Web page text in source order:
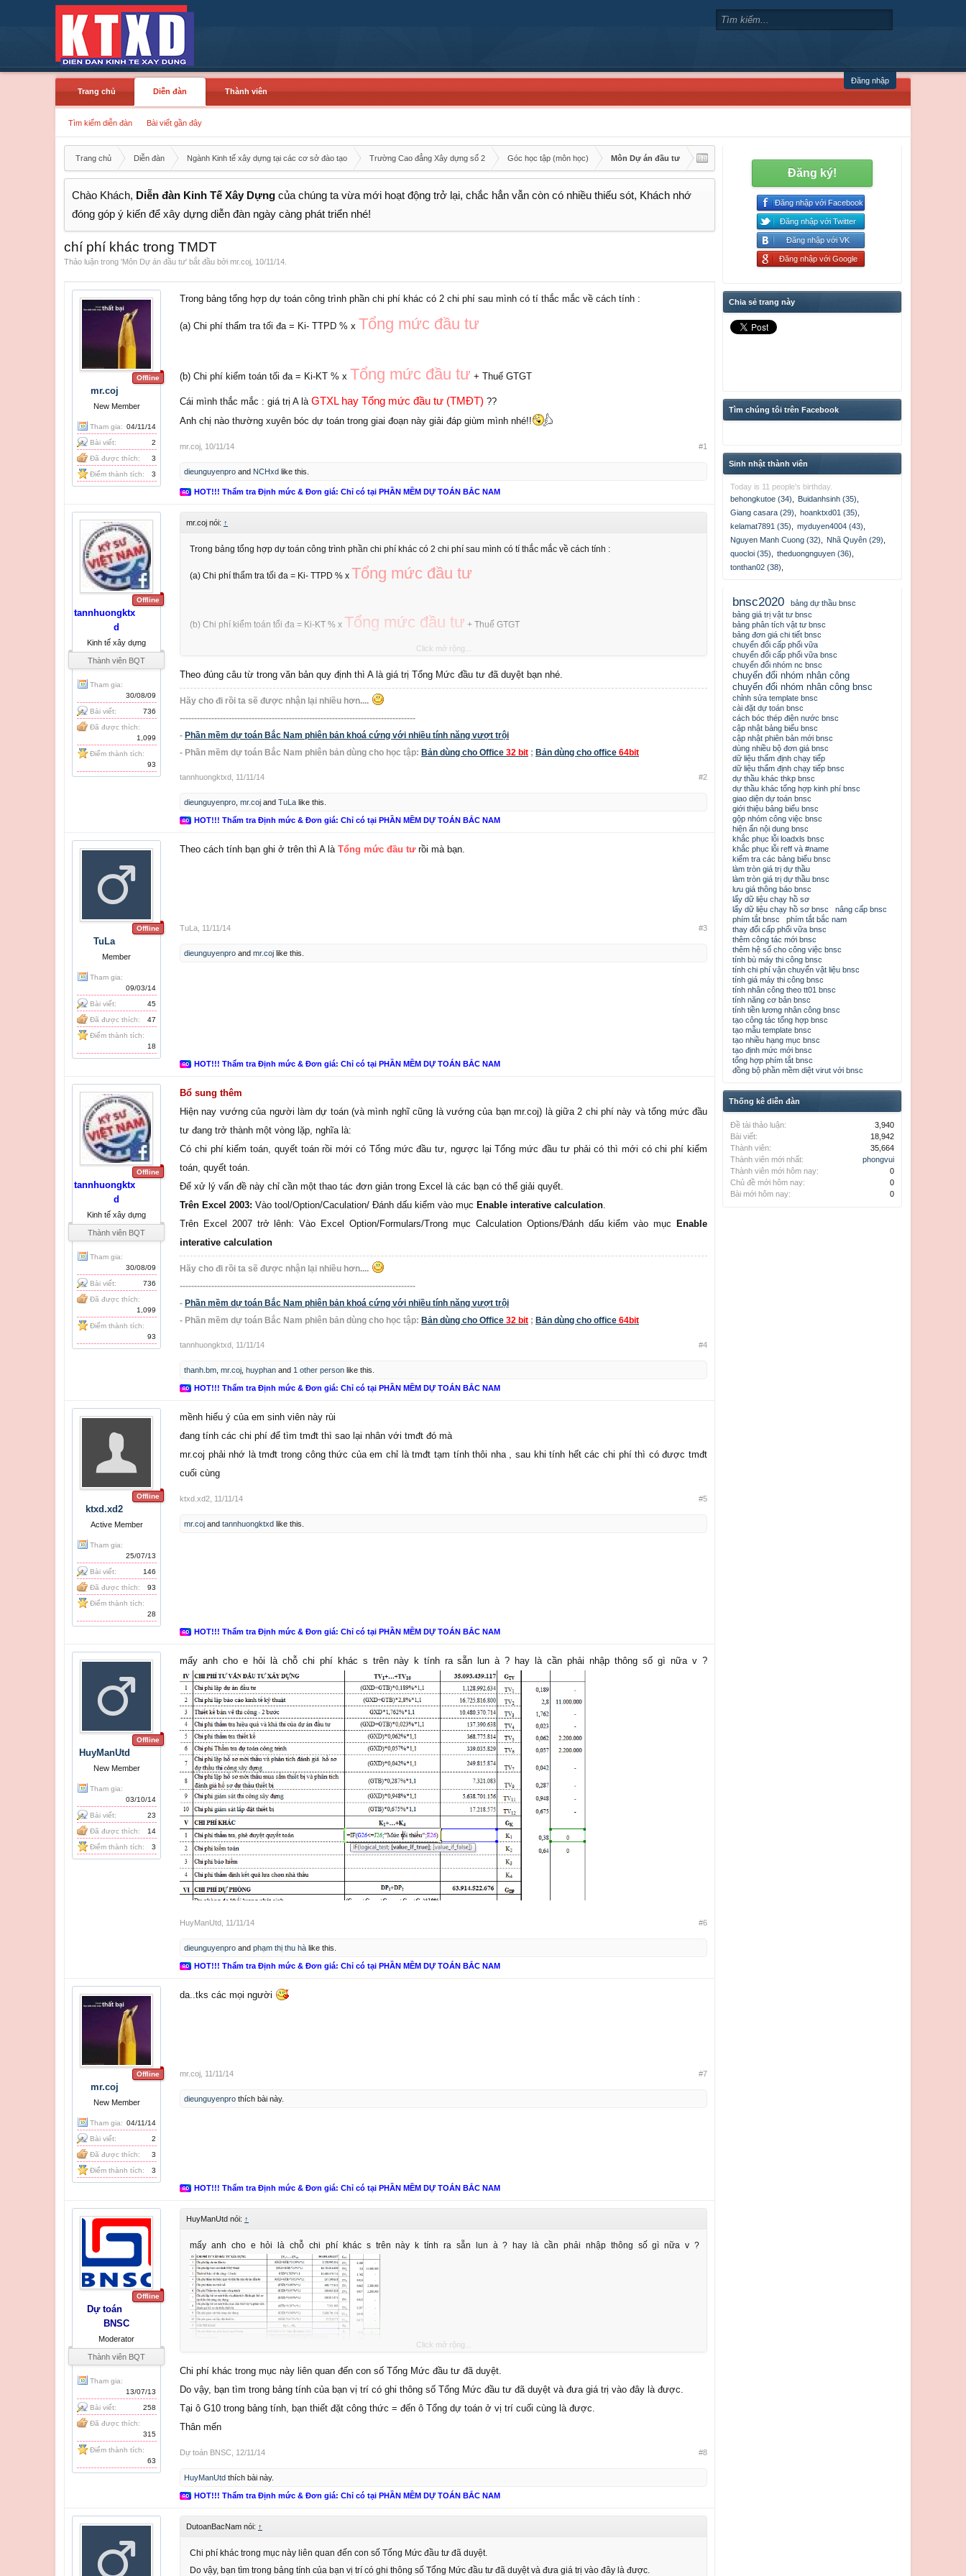
Đăng nhập
Trang chủ
Diễn đàn
Tìm kiếm diễn đàn Bài viết gần đây
Thành viên
Trang chủ Diễn đàn Ngành Kinh tế xây dựng tại các cơ sở đào tạo Trường Cao đẳng Xây dựng số 2 Góc học tập (môn học) Môn Dự án đầu tư
Chào Khách, Diễn đàn Kinh Tế Xây Dựng của chúng ta vừa mới hoạt động trở lại, chắc hẳn vẫn còn có nhiều thiếu sót, Khách nhớ
đóng góp ý kiến để xây dựng diễn đàn ngày càng phát triển nhé!
chí phí khác trong TMDT
Thảo luận trong 'Môn Dự án đầu tư' bắt đầu bởi mr.coj 10/11/14
Offline
mr.coj
New Member
Tham gia: 04/11/14
Bài viết:
2
Đã được thích:
3
Điểm thành tích:
3
Trong bảng tổng hợp dự toán công trình phần chi phí khác có 2 chi phí sau mình có tí thắc mắc về cách tính :
(a) Chi phí thẩm tra tối đa = Ki- TTPD % x Tổng mức đầu tư
(b) Chi phí kiểm toán tối đa = Ki-KT % x Tổng mức đầu tư + Thuế GTGT
Cái mình thắc mắc : giá trị A là GTXL hay Tổng mức đầu tư (TMĐT) ??
Anh chị nào thường xuyên bóc dự toán trong giai đoạn này giải đáp giùm mình nhé!!
mr.coj 10/11/14 #1
dieunguyenpro and NCHxd like this.
HOT!!! Thẩm tra Định mức & Đơn giá: Chỉ có tại PHẦN MỀM DỰ TOÁN BẮC NAM
Offline
tannhuongktx
d
Kinh tế xây dựng
Thành viên BQT
Tham gia:
30/08/09
Bài viết:
736
Đã được thích:
1,099
Điểm thành tích:
93
mr.coj nói: ↑
Trong bảng tổng hợp dự toán công trình phần chi phí khác có 2 chi phí sau mình có tí thắc mắc về cách tính :
(a) Chi phí thẩm tra tối đa = Ki- TTPD % x Tổng mức đầu tư
(b) Chi phí kiểm toán tối đa = Ki-KT % x Tổng mức đầu tư + Thuế GTGT
GTXL hay Tổng mức đầu tư (TMĐT)
Anh chị nào thường xuyên bóc dự toán trong giai đoạn này giải đáp giùm mình nhé!!
Click mở rộng...
Theo đúng câu từ trong văn bản quy định thì A là giá trị Tổng Mức đầu tư đã duyệt bạn nhé.
Hãy cho đi rồi ta sẽ được nhận lại nhiều hơn....
----------------------------------------------------------------------------------
- Phần mềm dự toán Bắc Nam phiên bản khoá cứng với nhiều tính năng vượt trội
- Phần mềm dự toán Bắc Nam phiên bản dùng cho học tập: Bản dùng cho Office 32 bit ; Bản dùng cho office 64bit
tannhuongktxd 11/11/14 #2
dieunguyenpro mr.coj and TuLa like this.
HOT!!! Thẩm tra Định mức & Đơn giá: Chỉ có tại PHẦN MỀM DỰ TOÁN BẮC NAM
Offline
TuLa
Member
Tham gia:
09/03/14
Bài viết:
45
Đã được thích:
47
Điểm thành tích:
18
Theo cách tính bạn ghi ở trên thì A là Tổng mức đầu tưrồi mà bạn.
TuLa 11/11/14 #3
dieunguyenpro and mr.coj like this.
HOT!!! Thẩm tra Định mức & Đơn giá: Chỉ có tại PHẦN MỀM DỰ TOÁN BẮC NAM
Offline
tannhuongktx
d
Kinh tế xây dựng
Thành viên BQT
Tham gia:
30/08/09
Bài viết:
736
Đã được thích:
1,099
Điểm thành tích:
93
Bổ sung thêm
Hiện nay vướng của người làm dự toán (và mình nghĩ cũng là vướng của bạn mr.coj) là giữa 2 chi phí này và tổng mức đầu
tư đang trở thành một vòng lặp, nghĩa là:
Có chi phí kiểm toán, quyết toán rồi mới có Tổng mức đầu tư, ngược lại Tổng mức đầu tư phải có thì mới có chi phí kiểm
toán, quyết toán.
Để xử lý vấn đề này chỉ cần một thao tác đơn giản trong Excel là các bạn có thể giải quyết.
Trên Excel 2003: Vào tool/Option/Caculation/ Đánh dấu kiểm vào mục Enable interative calculation.
Trên Excel 2007 trở lênh: Vào Excel Option/Formulars/Trong mục Calculation Options/Đánh dấu kiểm vào mục
Enable
interative calculation
Hãy cho đi rồi ta sẽ được nhận lại nhiều hơn....
----------------------------------------------------------------------------------
- Phần mềm dự toán Bắc Nam phiên bản khoá cứng với nhiều tính năng vượt trội
- Phần mềm dự toán Bắc Nam phiên bản dùng cho học tập: Bản dùng cho Office 32 bit ; Bản dùng cho office 64bit
tannhuongktxd 11/11/14 #4
thanh.bm mr.coj huyphan and 1 other person like this.
HOT!!! Thẩm tra Định mức & Đơn giá: Chỉ có tại PHẦN MỀM DỰ TOÁN BẮC NAM
Offline
ktxd.xd2
Active Member
Tham gia:
25/07/13
Bài viết:
146
Đã được thích:
93
Điểm thành tích:
28
mềnh hiểu ý của em sinh viên này rùi
đang tính các chi phí để tìm tmđt thì sao lại nhân với tmđt đó mà
mr.coj phải nhớ là tmđt trong công thức của em chỉ là tmđt tạm tính thôi nha , sau khi tính hết các chi phí thì có được tmđt
cuối cùng
ktxd.xd2 11/11/14 #5
mr.coj and tannhuongktxd like this.
HOT!!! Thẩm tra Định mức & Đơn giá: Chỉ có tại PHẦN MỀM DỰ TOÁN BẮC NAM
Offline
HuyManUtd
New Member
Tham gia:
03/10/14
Bài viết:
23
Đã được thích:
14
Điểm thành tích:
3
mấy anh cho e hỏi là chỗ chi phí khác s trên này k tính ra sẵn lun à ? hay là cần phải nhập thông số gì nữa v ?
HuyManUtd 11/11/14 #6
dieunguyenpro and phạm thị thu hà like this.
HOT!!! Thẩm tra Định mức & Đơn giá: Chỉ có tại PHẦN MỀM DỰ TOÁN BẮC NAM
Offline
mr.coj
New Member
Tham gia: 04/11/14
Bài viết:
2
Đã được thích:
3
Điểm thành tích:
3
da..tks các mọi người
mr.coj 11/11/14 #7
dieunguyenpro thích bài này.
HOT!!! Thẩm tra Định mức & Đơn giá: Chỉ có tại PHẦN MỀM DỰ TOÁN BẮC NAM
Offline
Dự toán
BNSC
Moderator
Thành viên BQT
Tham gia:
13/07/13
Bài viết:
258
Đã được thích:
315
Điểm thành tích:
63
HuyManUtd nói: ↑
mấy anh cho e hỏi là chỗ chi phí khác s trên này k tính ra sẵn lun à ? hay là cần phải nhập thông số gì nữa v ?
Click mở rộng...
Chi phí khác trong mục này liên quan đến con số Tổng Mức đầu tư đã duyệt.
Do vậy, bạn tìm trong bảng tính của bạn vị trí có ghi thông số Tổng Mức đầu tư đã duyệt và đưa giá trị vào đây là được.
Tại ô G10 trong bảng tính, bạn thiết đặt công thức = đến ô Tổng dự toán ở vị trí cuối cùng là được.
Thân mến
Dự toán BNSC 12/11/14 #8
HuyManUtd thích bài này.
HOT!!! Thẩm tra Định mức & Đơn giá: Chỉ có tại PHẦN MỀM DỰ TOÁN BẮC NAM
DutoanBacNam nói: ↑
Chi phí khác trong mục này liên quan đến con số Tổng Mức đầu tư đã duyệt.
Do vậy, bạn tìm trong bảng tính của bạn vị trí có ghi thông số Tổng Mức đầu tư đã duyệt và đưa giá trị vào đây là được.
Đăng ký!
Đăng nhập với Facebook
Đăng nhập với Twitter
Đăng nhập với VK
Đăng nhập với Google
Chia sẻ trang này
Tìm chúng tôi trên Facebook
Sinh nhật thành viên
Today is 11 people's birthday.
behongkutoe (34)
Buidanhsinh (35)
Giang casara (29)
hoanktxd01 (35)
kelamat7891 (35)
myduyen4004 (43)
Nguyen Manh Cuong (32)
Nhã Quyên (29)
quocloi (35)
theduongnguyen (36)
tonthan02 (38)
bnsc2020
bảng dự thầu bnsc
bảng giá trị vật tư bnsc
bảng phân tích vật tư bnsc
bảng đơn giá chi tiết bnsc
chuyển đổi cấp phối vữa
chuyển đổi cấp phối vữa bnsc
chuyển đổi nhóm nc bnsc
chuyển đổi nhóm nhân công
chuyển đổi nhóm nhân công bnsc
chỉnh sửa template bnsc
cài đặt dự toán bnsc
cách bóc thép điện nước bnsc
cập nhật bảng biểu bnsc
cập nhật phiên bản mới bnsc
dùng nhiều bộ đơn giá bnsc
dữ liệu thẩm định chạy tiếp
dữ liệu thẩm định chạy tiếp bnsc
dự thầu khác thkp bnsc
dự thầu khác tổng hợp kinh phí bnsc
giao diện dự toán bnsc
giới thiệu bảng biểu bnsc
gộp nhóm công việc bnsc
hiện ẩn nội dung bnsc
khắc phục lỗi loadxls bnsc
khắc phục lỗi reff và #name
kiểm tra các bảng biểu bnsc
làm tròn giá trị dự thầu
làm tròn giá trị dự thầu bnsc
lưu giá thông báo bnsc
lấy dữ liệu chạy hồ sơ
lấy dữ liệu chạy hồ sơ bnsc
nâng cấp bnsc
phím tắt bnsc
phím tắt bắc nam
thay đổi cấp phối vữa bnsc
thêm công tác mới bnsc
thêm hệ số cho công việc bnsc
tính bù máy thi công bnsc
tính chi phí vận chuyển vật liệu bnsc
tính giá máy thi công bnsc
tính nhân công theo tt01 bnsc
tính năng cơ bản bnsc
tính tiền lương nhân công bnsc
tạo công tác tổng hợp bnsc
tạo mẫu template bnsc
tạo nhiều hạng mục bnsc
tạo định mức mới bnsc
tổng hợp phím tắt bnsc
đồng bộ phần mềm diệt virut với bnsc
Thống kê diễn đàn
Đề tài thảo luận:
3,940
Bài viết:
18,942
Thành viên:
35,664
Thành viên mới nhất:
phongvui
Thành viên mới hôm nay:
0
Chủ đề mới hôm nay:
0
Bài mới hôm nay:
0